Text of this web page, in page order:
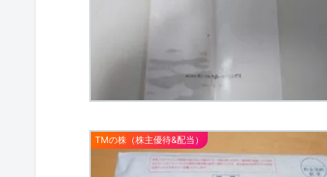
TMの株（株主優待&配当）